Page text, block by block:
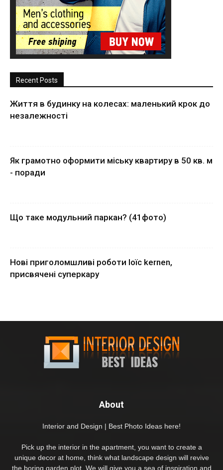
Recent Posts
Життя в будинку на колесах: маленький крок до
незалежності
Як грамотно оформити міську квартиру в 50 кв. м
- поради
Що таке модульний паркан? (41фото)
Нові приголомшливі роботи loïc kernen,
присвячені суперкару
About
Interior and Design | Best Photo Ideas here!
Pick up the interior in the apartment, you want to create a
unique decor at home, think what landscape design will revive
the boring garden plot. We will give you a sea of inspiration and